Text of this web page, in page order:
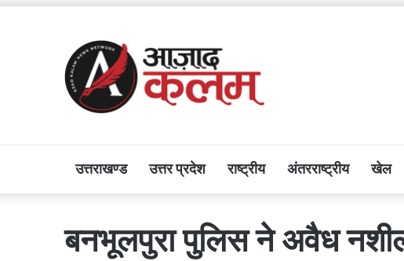
उत्तराखण्ड उत्तर प्रदेश राष्ट्रीय अंतरराष्ट्रीय खेल
बनभूलपुरा पुलिस ने अवैध